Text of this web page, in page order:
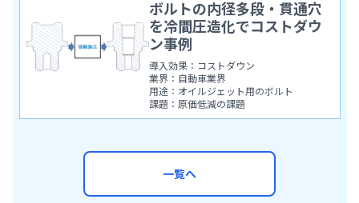
ボルトの内径多段・貫通穴
を冷間圧造化でコストダウ
ン事例
導入効果：コストダウン
業界：自動車業界
用途：オイルジェット用のボルト
課題：原価低減の課題
一覧へ